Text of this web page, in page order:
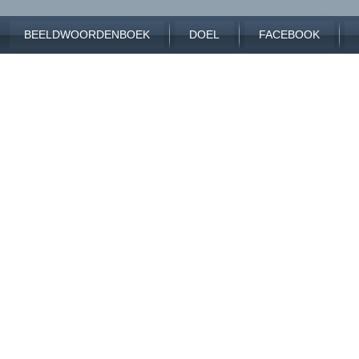
BEELDWOORDENBOEK DOEL FACEBOOK